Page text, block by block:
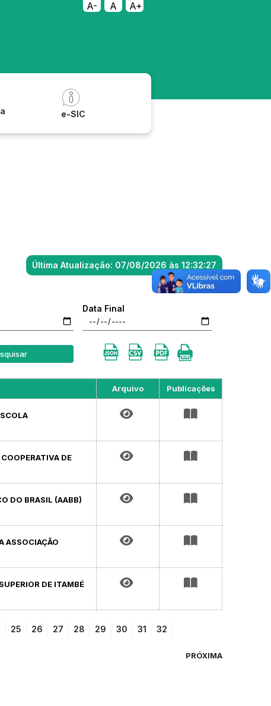
A- A
A+
e-SIC
Última Atualização: 07/08/2026 às 12:32:27
Data Final
Arquivo Publicações
DE
DO BRASIL (AABB)
ASSOCIAÇÃO
DE ITAMBÉ
25 26 27 28 29 30 31 32
PRÓXIMA